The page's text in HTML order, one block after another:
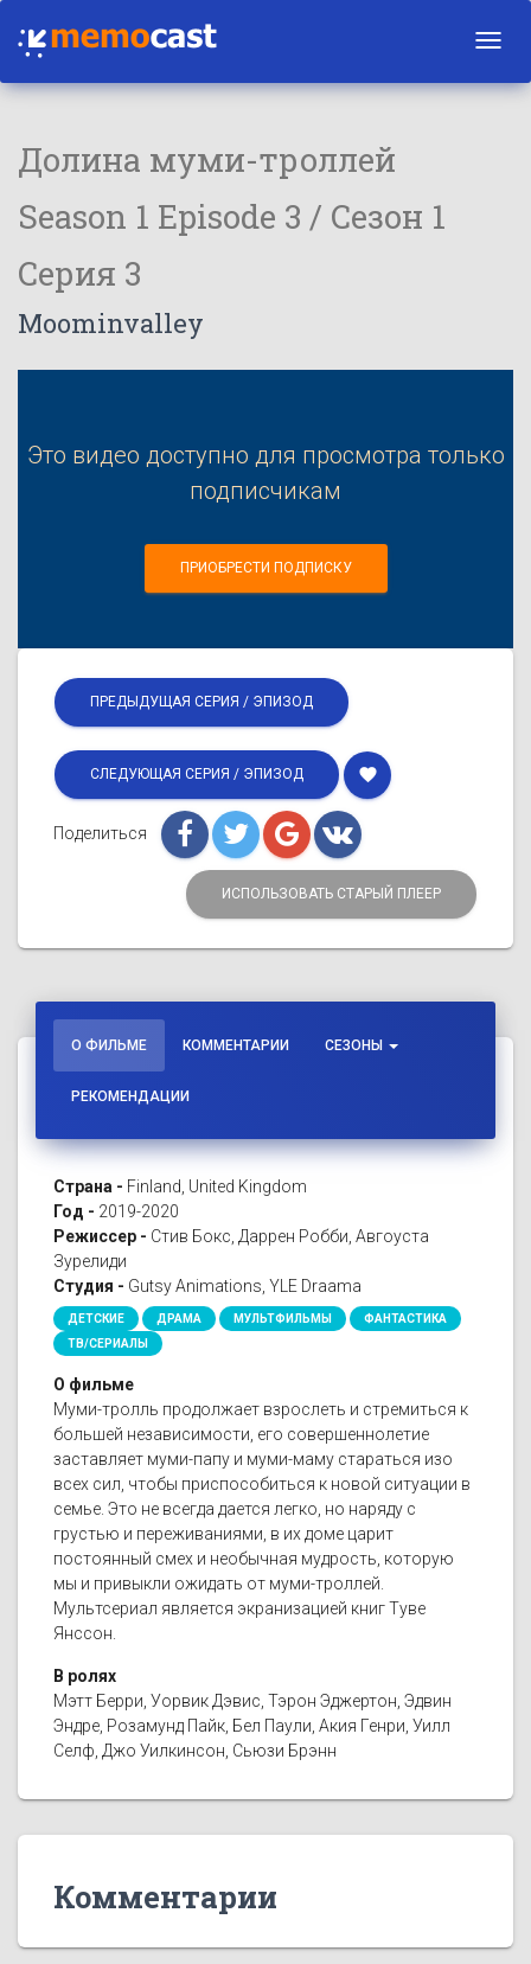
Долина муми-троллей
Season 1 Episode 3 / Сезон 1
Серия 3
Moominvalley
Это видео доступно для просмотра только
подписчикам
ПРИОБРЕСТИ ПОДПИСКУ
ПРЕДЫДУЩАЯ СЕРИЯ / ЭПИЗОД
СЛЕДУЮЩАЯ СЕРИЯ / ЭПИЗОД favorite
Поделиться
ИСПОЛЬЗОВАТЬ СТАРЫЙ ПЛЕЕР
О ФИЛЬМЕ КОММЕНТАРИИ СЕЗОНЫ
РЕКОМЕНДАЦИИ
Страна - Finland, United Kingdom
Год - 2019-2020
Режиссер - Стив Бокс, Даррен Робби, Авгоуста
Зурелиди
Студия - Gutsy Animations, YLE Draama
ДЕТСКИЕ ДРАМА МУЛЬТФИЛЬМЫ
ФАНТАСТИКА
ТВ/СЕРИАЛЫ
О фильме
Муми-тролль продолжает взрослеть и стремиться к
большей независимости, его совершеннолетие
заставляет муми-папу и муми-маму стараться изо
всех сил, чтобы приспособиться к новой ситуации в
семье. Это не всегда дается легко, но наряду с
грустью и переживаниями, в их доме царит
постоянный смех и необычная мудрость, которую
мы и привыкли ожидать от муми-троллей.
Мультсериал является экранизацией книг Туве
Янссон.
В ролях
Мэтт Берри, Уорвик Дэвис, Тэрон Эджертон, Эдвин
Эндре, Розамунд Пайк, Бел Паули, Акия Генри, Уилл
Селф, Джо Уилкинсон, Сьюзи Брэнн
Комментарии